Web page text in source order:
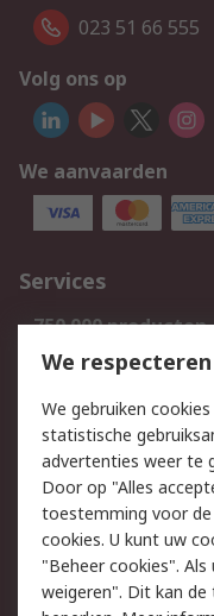
023 51 66 555
Volg ons op
We aanvaarden
Services
750.000 producten
Bestellen
Track & Trace
Wettelijk
Cookiebeleid
Privacybeleid
Algemene
We
We gebruiken
statistische
advertenties weer te
Door op "Alles
toestemming voor
cookies. U kunt uw
"Beheer cookies".
weigeren". Dit kan